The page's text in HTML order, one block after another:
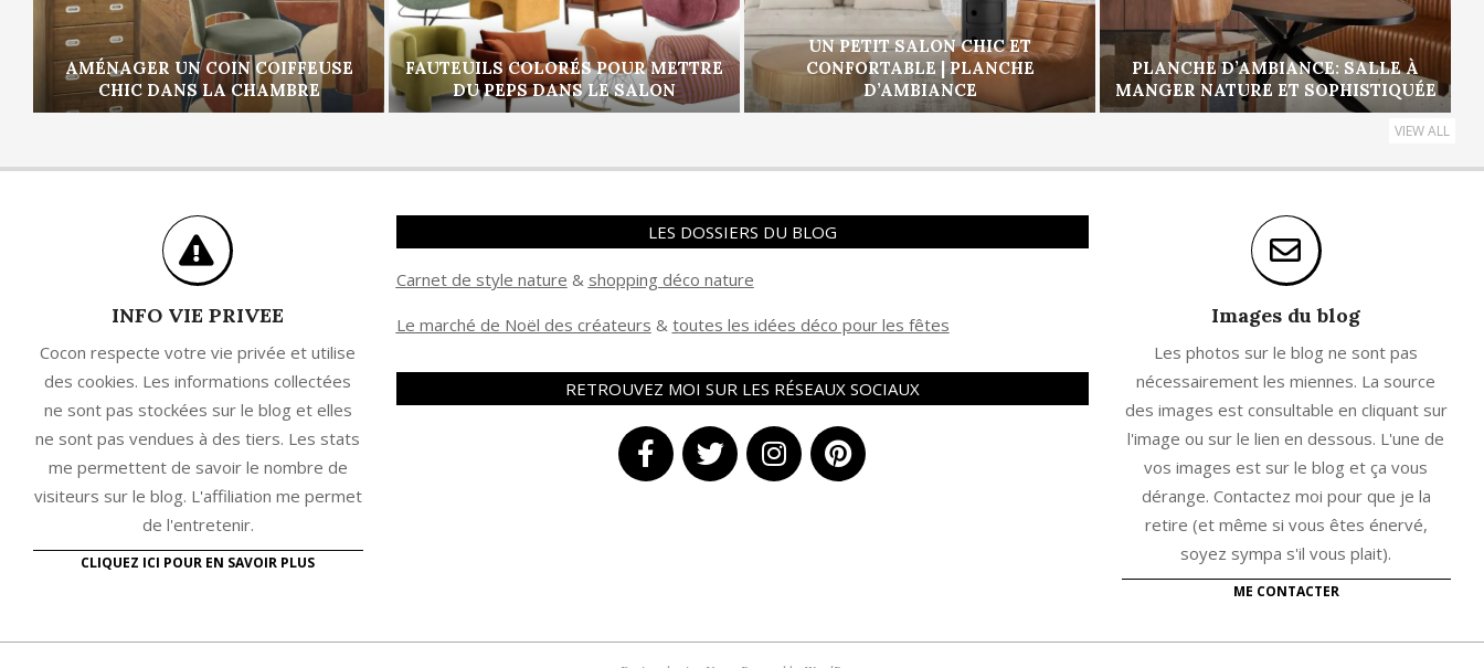
AMÉNAGER UN COIN COIFFEUSE
CHIC DANS LA CHAMBRE
FAUTEUILS COLORÉS POUR METTRE
DU PEPS DANS LE SALON
UN PETIT SALON CHIC ET
CONFORTABLE | PLANCHE
D’AMBIANCE
PLANCHE D’AMBIANCE: SALLE À
MANGER NATURE ET SOPHISTIQUÉE
VIEW ALL
INFO VIE PRIVEE
Cocon respecte votre vie privée et utilise
des cookies. Les informations collectées
ne sont pas stockées sur le blog et elles
ne sont pas vendues à des tiers. Les stats
me permettent de savoir le nombre de
visiteurs sur le blog. L'affiliation me permet
de l'entretenir.
CLIQUEZ ICI POUR EN SAVOIR PLUS
LES DOSSIERS DU BLOG
Carnet de style nature & shopping déco nature
Le marché de Noël des créateurs & toutes les idées déco pour les fêtes
RETROUVEZ MOI SUR LES RÉSEAUX SOCIAUX
Images du blog
Les photos sur le blog ne sont pas
nécessairement les miennes. La source
des images est consultable en cliquant sur
l'image ou sur le lien en dessous. L'une de
vos images est sur le blog et ça vous
dérange. Contactez moi pour que je la
retire (et même si vous êtes énervé,
soyez sympa s'il vous plait).
ME CONTACTER